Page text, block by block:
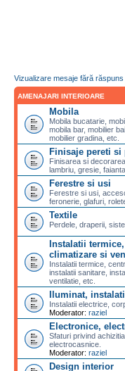
Vizualizare mesaje fără răspuns
AMENAJARI INTERIOARE
Mobila
Mobila bucatarie,
mobila bar, mobilier
mobilier gradina, etc.
Finisaje pereti si
Finisarea si
lambriu, gresie,
Ferestre si usi
Ferestre si usi,
feronerie, glafuri,
Textile
Perdele, draperii,
Instalatii
climatizare si
Instalatii termice,
instalatii sanitare,
ventilatie, etc.
Iluminat,
Instalatii electrice,
Moderator: raziel
Electronice,
Sfaturi privind
electrocasnice.
Moderator: raziel
Design interior